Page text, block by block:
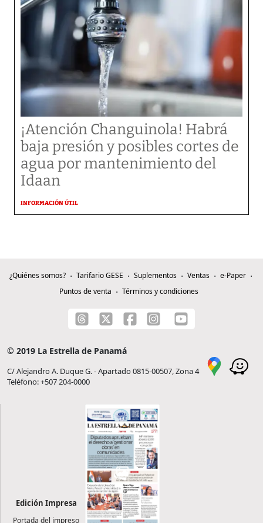
¡Atención Changuinola! Habrá
baja presión y posibles cortes de
agua por mantenimiento del
Idaan
INFORMACIÓN ÚTIL
¿Quiénes somos? Tarifario GESE Suplementos Ventas
e-Paper
Puntos de venta
Términos y condiciones
© 2019 La Estrella de Panamá
C/ Alejandro A. Duque G. - Apartado 0815-00507, Zona 4
Teléfono: +507 204-0000
Edición Impresa
Portada del impreso